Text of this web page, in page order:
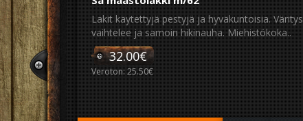
Lakit käytettyjä pestyjä ja hyväkuntoisia. Väritys
vaihtelee ja samoin hikinauha. Miehistökoka..
32.00€
Veroton: 25.50€